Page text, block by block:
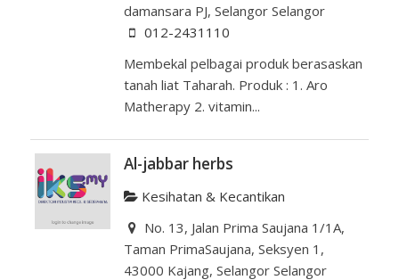
damansara PJ, Selangor Selangor
012-2431110
Membekal pelbagai produk berasaskan
tanah liat Taharah. Produk : 1. Aro
Matherapy 2. vitamin...
Al-jabbar herbs
Kesihatan & Kecantikan
No. 13, Jalan Prima Saujana 1/1A,
Taman PrimaSaujana, Seksyen 1,
43000 Kajang, Selangor Selangor